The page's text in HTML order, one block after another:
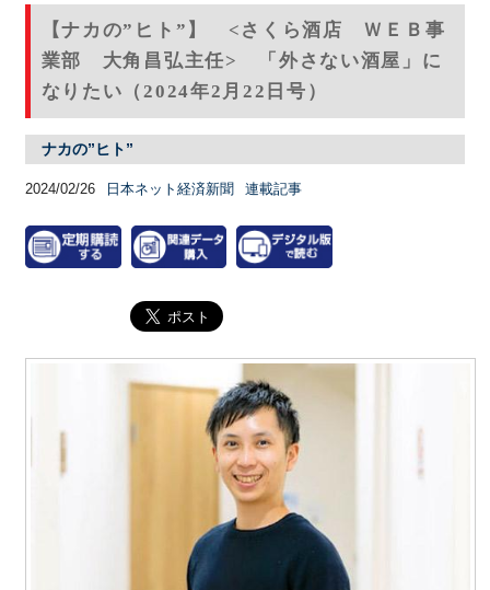
【ナカの”ヒト”】 <さくら酒店 ＷＥＢ事
業部 大角昌弘主任> 「外さない酒屋」に
なりたい（2024年2月22日号）
ナカの”ヒト”
2024/02/26 日本ネット経済新聞 連載記事